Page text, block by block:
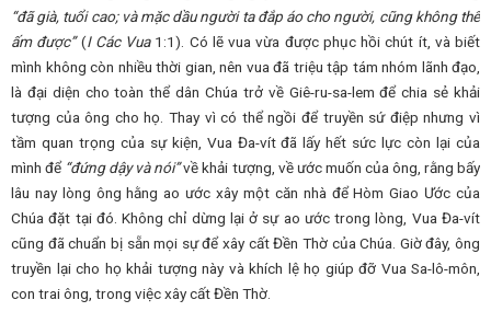
“đã già, tuổi cao; và mặc dầu người ta đắp áo cho người, cũng không thể
ấm được”(I Các Vua1:1). Có lẽ vua vừa được phục hồi chút ít, và biết
mình không còn nhiều thời gian, nên vua đã triệu tập tám nhóm lãnh đạo,
là đại diện cho toàn thể dân Chúa trở về Giê-ru-sa-lem để chia sẻ khải
tượng của ông cho họ. Thay vì có thể ngồi để truyền sứ điệp nhưng vì
tầm quan trọng của sự kiện, Vua Đa-vít đã lấy hết sức lực còn lại của
mình để “đứng dậy và nói”về khải tượng, về ước muốn của ông, rằng bấy
lâu nay lòng ông hằng ao ước xây một căn nhà để Hòm Giao Ước của
Chúa đặt tại đó. Không chỉ dừng lại ở sự ao ước trong lòng, Vua Đa-vít
cũng đã chuẩn bị sẵn mọi sự để xây cất Đền Thờ của Chúa. Giờ đây, ông
truyền lại cho họ khải tượng này và khích lệ họ giúp đỡ Vua Sa-lô-môn,
con trai ông, trong việc xây cất Đền Thờ.